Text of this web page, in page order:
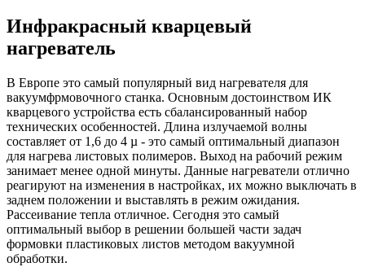
Инфракрасный кварцевый
нагреватель
В Европе это самый популярный вид нагревателя для
вакуумфрмовочного станка. Основным достоинством ИК
кварцевого устройства есть сбалансированный набор
технических особенностей. Длина излучаемой волны
составляет от 1,6 до 4 µ - это самый оптимальный диапазон
для нагрева листовых полимеров. Выход на рабочий режим
занимает менее одной минуты. Данные нагреватели отлично
реагируют на изменения в настройках, их можно выключать в
заднем положении и выставлять в режим ожидания.
Рассеивание тепла отличное. Сегодня это самый
оптимальный выбор в решении большей части задач
формовки пластиковых листов методом вакуумной
обработки.